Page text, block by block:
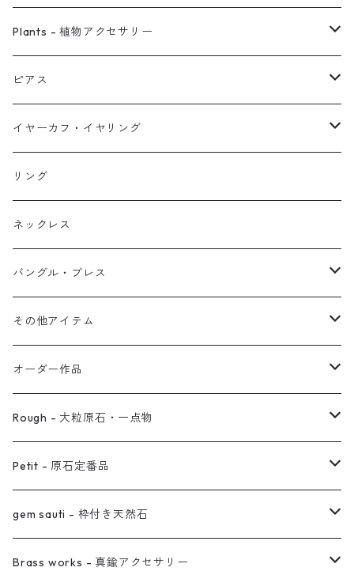
ピアス
ネックレス
イヤーカフ
イヤリング
Plants - 植物アクセサリー
ピアス
ネックレス
リング
ブレス
オブジェ
イヤーカフ
ピアス
スタッド・一粒
フック・ぶら下がり
フープ
イヤーカフ・イヤリング
原石イヤーカフ
植物イヤーカフ
ぶら下がりイヤーカフ
2連イヤーカフ
イヤリング対応
ノンホールピアス
オーダー用ページ
真鍮イヤーカフ
リング
ネックレス
バングル・ブレス
ブレスレット
バングル
その他アイテム
ブローチ
ヘアアクセサリー
オーダー作品
リング
ネックレス
ピアス
イヤーカフ
Rough - 大粒原石・一点物
ピアス
リング
ネックレス
Petit - 原石定番品
ピアス
リング
gem sauti - 枠付き天然石
ピアス
Brass works - 真鍮アクセサリー